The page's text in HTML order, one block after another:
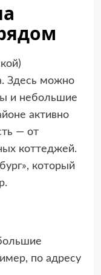
Здесь можно
и небольшие
активно
— от
коттеджей.
который
по адресу